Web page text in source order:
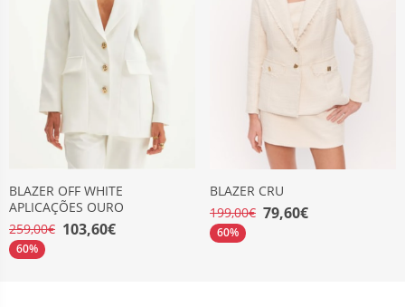
BLAZER OFF WHITE
APLICAÇÕES OURO
259,00€ 103,60€
60%
BLAZER CRU
199,00€ 79,60€
60%